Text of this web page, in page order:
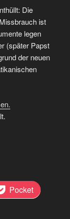
Die
ist
legen
(später Papst
der neuen
Pocket